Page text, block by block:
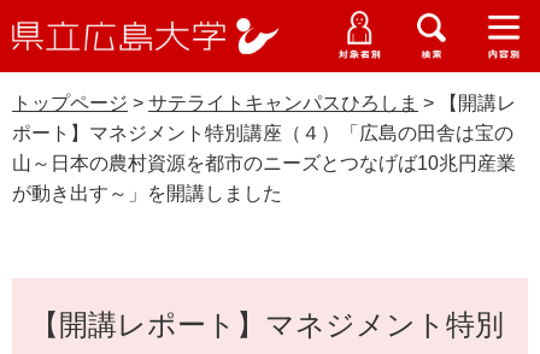
ー
ジ
先
頭
で
ニ
ュ
を
飛
ば
ニ
ー
ニ
ー
ニ
ュ
ー
立
大
学
受験生の皆さま
在学生の皆さま
受験生特設サイト
WEB版大学案内
資料請求
Languages
大学概要
学部・大学院・専攻科
研究・地域連携・国際交流
トップページ > サテライトキャンパスひろしま >
【開講レ
ポート】マネジメント特別講座（４）「広島の田舎は宝の
山～日本の農村資源を都市のニーズとつなげば10兆円産業
が動き出す～」を開講しました
【開講レポート】マネジメント特別